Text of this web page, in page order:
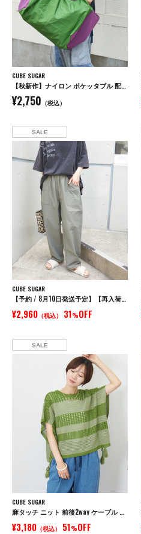
CUBE SUGAR
【秋新作】ナイロン ポケッタブル 配色 マルシェ バッグ
¥2,750 （税込）
SALE
CUBE SUGAR
【予約 / 8月10日発送予定】【再入荷】ストレッチ ツイル イージー ベイカーパンツ
¥2,960 （税込） 31%OFF
SALE
CUBE SUGAR
麻タッチ ニット 前後2way ケーブル ベスト
¥3,180 （税込） 51%OFF